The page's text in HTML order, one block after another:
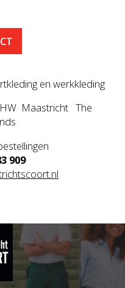
en werkkleding
Maastricht The
909